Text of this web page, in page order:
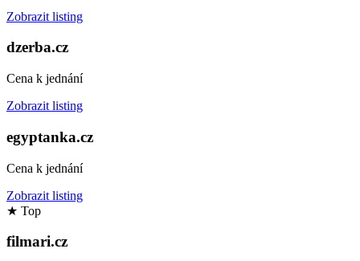
Zobrazit listing
dzerba.cz
Cena k jednání
Zobrazit listing
egyptanka.cz
Cena k jednání
Zobrazit listing
★ Top
filmari.cz